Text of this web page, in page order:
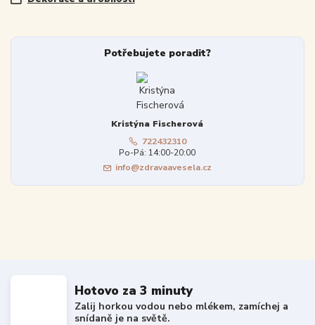
Potřebujete poradit?
Kristýna Fischerová
722432310
Po-Pá: 14:00-20:00
info@zdravaavesela.cz
Hotovo za 3 minuty
Zalij horkou vodou nebo mlékem, zamíchej a
snídaně je na světě.